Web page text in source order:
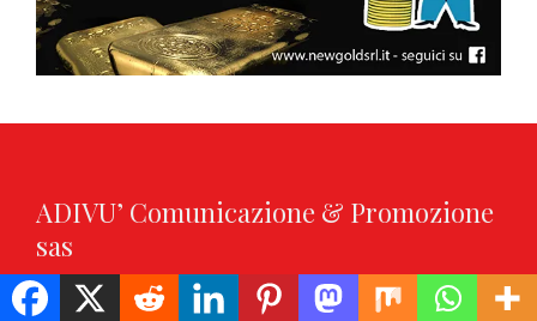
ADIVU’ Comunicazione & Promozione
sas
Via Tobruk 20